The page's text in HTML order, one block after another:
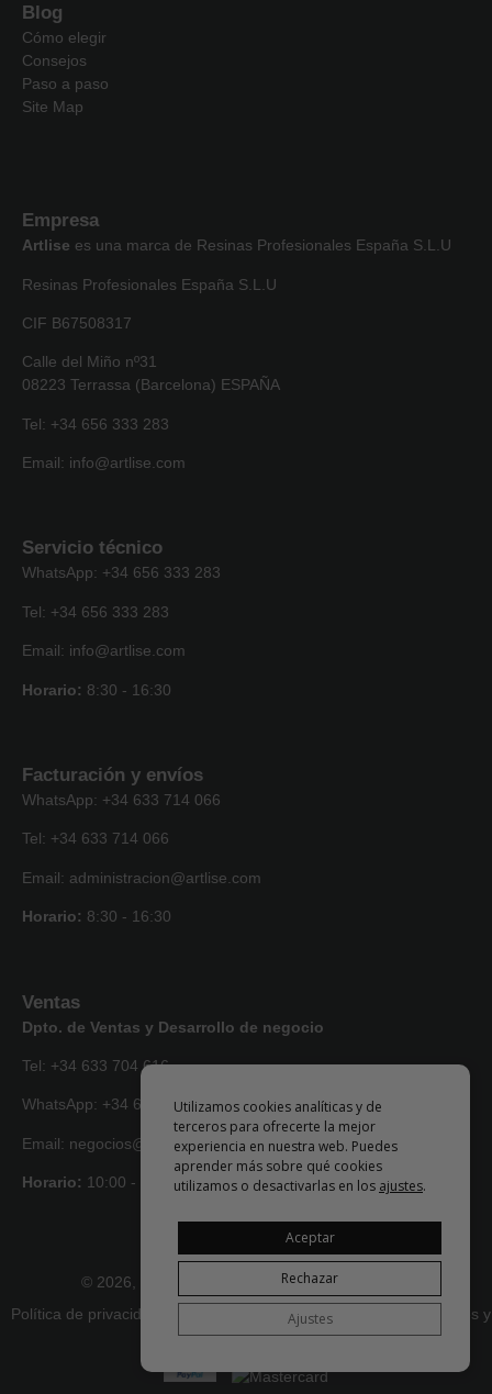
Blog
Cómo elegir
Consejos
Paso a paso
Site Map
Empresa
Artlise es una marca de Resinas Profesionales España S.L.U
Resinas Profesionales España S.L.U
CIF B67508317
Calle del Miño nº31
08223 Terrassa (Barcelona) ESPAÑA
Tel: +34 656 333 283
Email: info@artlise.com
Servicio técnico
WhatsApp: +34 656 333 283
Tel: +34 656 333 283
Email: info@artlise.com
Horario: 8:30 - 16:30
Facturación y envíos
WhatsApp: +34 633 714 066
Tel: +34 633 714 066
Email: administracion@artlise.com
Horario: 8:30 - 16:30
Ventas
Dpto. de Ventas y Desarrollo de negocio
Tel: +34 633 704 616
WhatsApp: +34 633 704 616
Email: negocios@artlise.com
Horario: 10:00 - 18:00
© 2026, todos los derechos reservados • Artlise
Política de privacidad
Términos y condiciones
Devoluciones y
reembolsos
Utilizamos cookies analíticas y de
terceros para ofrecerte la mejor
experiencia en nuestra web. Puedes
aprender más sobre qué cookies
utilizamos o desactivarlas en los ajustes.
Aceptar
Rechazar
Ajustes